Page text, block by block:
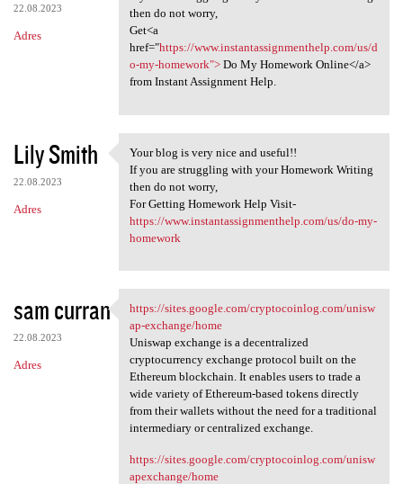
22.08.2023
Adres
then do not worry,
Get<a
href="https://www.instantassignmenthelp.com/us/d
o-my-homework">Do My Homework Online</a>
from Instant Assignment Help.
Lily Smith
22.08.2023
Adres
Your blog is very nice and
Your blog is very nice and useful!!
If you are struggling with your Homework Writing
then do not worry,
For Getting Homework Help Visit-
https://www.instantassignmenthelp.com/us/do-my-
homework
sam curran
22.08.2023
Adres
https://sites.google.com
https://sites.google.com/cryptocoinlog.com/unisw
ap-exchange/home
Uniswap exchange is a decentralized
cryptocurrency exchange protocol built on the
Ethereum blockchain. It enables users to trade a
wide variety of Ethereum-based tokens directly
from their wallets without the need for a traditional
intermediary or centralized exchange.
https://sites.google.com/cryptocoinlog.com/unisw
apexchange/home